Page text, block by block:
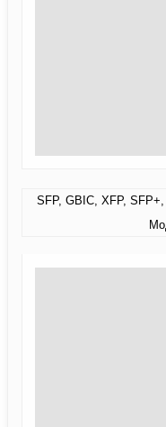
SFP, GBIC, XFP,